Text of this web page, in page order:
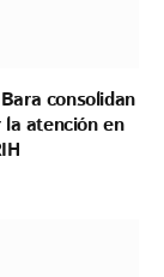
consolidan
atención en